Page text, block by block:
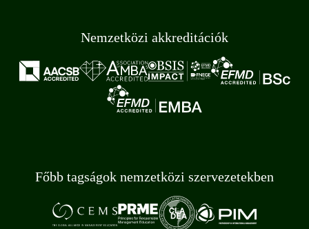
Nemzetközi akkreditációk
Főbb tagságok nemzetközi szervezetekben